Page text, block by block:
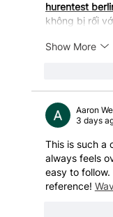
hurentest
không bị rối
Show More
Aaron
3 days
This is such a
always feels
easy to
reference!